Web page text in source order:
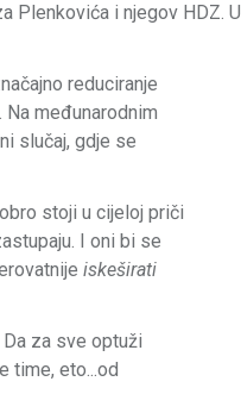
Plenkovića i njegov HDZ. U
reduciranje
međunarodnim
slučaj, gdje se
stoji u cijeloj priči
I oni bi se
iskeširati
za sve optuži
time, eto...od